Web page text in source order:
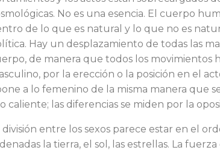
No es una esencia. El cuerpo
de lo que es natural y lo que no es
Hay un desplaza­miento de todas las
de ma­nera que todos los movimientos
por la erección o la posición en el
a lo femenino de la misma ma­nera que
caliente; las diferen­cias se miden por la
división entre los sexos parece estar en el
la tierra, el sol, las estre­llas. La